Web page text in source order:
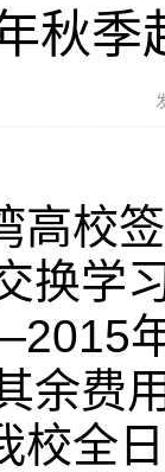
秋
高校
换学
余费
校全